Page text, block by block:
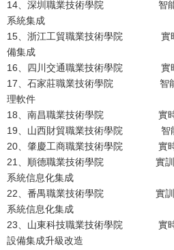
14、深圳職業技術學院 智能倉
系統集成
15、浙江工貿職業技術學院 實時
備集成
16、四川交通職業技術學院 實時
17、石家莊職業技術學院 智能倉
理軟件
18、南昌職業技術學院 實時
19、山西財貿職業技術學院 智能
20、肇慶工商職業技術學院 實時
21、順德職業技術學院 實訓室
系統信息化集成
22、番禺職業技術學院 實訓室
系統信息化集成
23、山東科技職業技術學院 實時
設備集成升級改造